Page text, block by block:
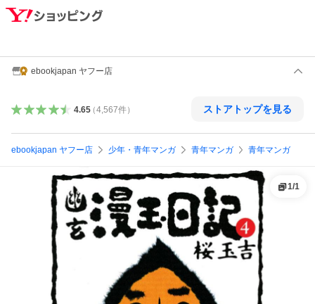
ebookjapan ヤフー店
4.65（4,567件） ストアトップを見る
ebookjapan ヤフー店 少年・青年マンガ 青年マンガ 青年マンガ
1/1